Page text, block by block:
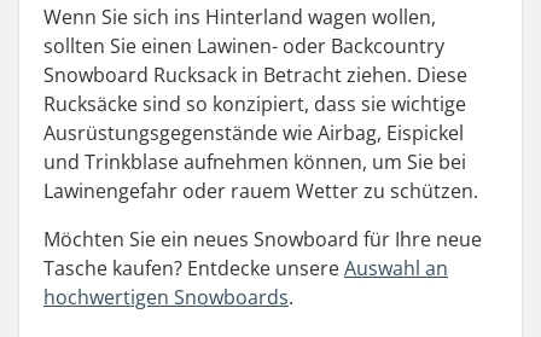
Wenn Sie sich ins Hinterland wagen wollen,
sollten Sie einen Lawinen- oder Backcountry
Snowboard Rucksack in Betracht ziehen. Diese
Rucksäcke sind so konzipiert, dass sie wichtige
Ausrüstungsgegenstände wie Airbag, Eispickel
und Trinkblase aufnehmen können, um Sie bei
Lawinengefahr oder rauem Wetter zu schützen.
Möchten Sie ein neues Snowboard für Ihre neue
Tasche kaufen? Entdecke unsereAuswahl an
hochwertigen Snowboards.